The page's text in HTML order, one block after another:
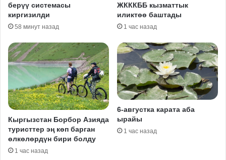
берүү системасы
киргизилди
58 минут назад
ЖКККББ кызматтык
иликтөө баштады
1 час назад
Кыргызстан Борбор Азияда
туристтер эң көп барган
өлкөлөрдүн бири болду
1 час назад
6-августка карата аба
ырайы
1 час назад